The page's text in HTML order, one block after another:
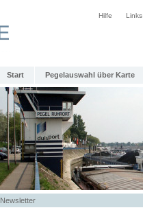
Hilfe Links
Start Pegelauswahl über Karte
Newsletter